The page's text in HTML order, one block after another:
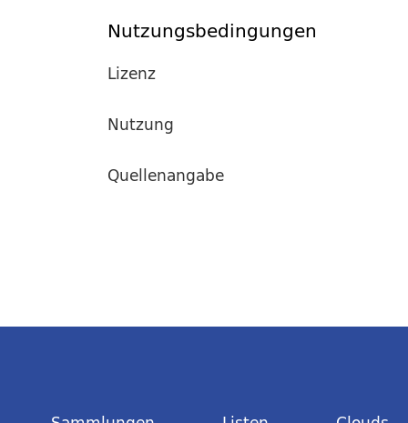
Nutzungsbedingungen
Lizenz
Nutzung
Quellenangabe